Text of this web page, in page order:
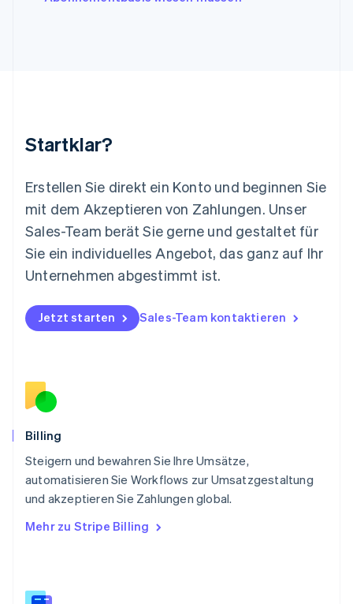
Startklar?
Erstellen Sie direkt ein Konto und beginnen Sie
mit dem Akzeptieren von Zahlungen. Unser
Sales-Team berät Sie gerne und gestaltet für
Sie ein individuelles Angebot, das ganz auf Ihr
Unternehmen abgestimmt ist.
Jetzt starten Sales-Team kontaktieren
Billing
Steigern und bewahren Sie Ihre Umsätze,
automatisieren Sie Workflows zur Umsatzgestaltung
und akzeptieren Sie Zahlungen global.
Mehr zu Stripe Billing
Mexiko
English
Niederlande
Nederlands English
Norwegen
English
Österreich
Polen
English
Portugal
Schweden
Svenska
Schweiz
Deutsch
Singapur
English简体中文
Slowakei
English
Slowenien
English